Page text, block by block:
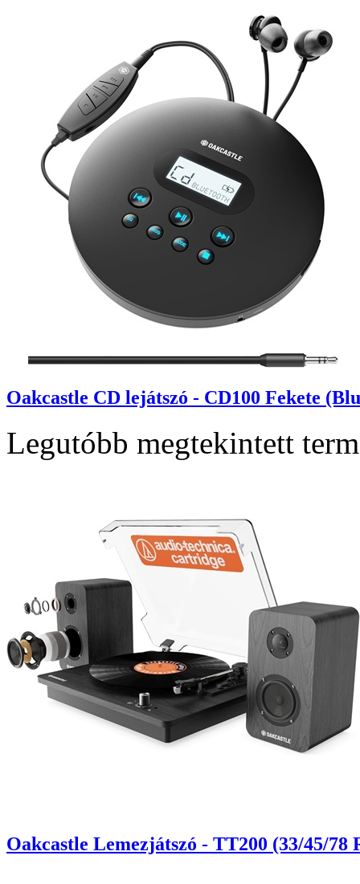
Oakcastle CD lejátszó - CD100 Fekete
Legutóbb megtekintett
Oakcastle Lemezjátszó - TT200 (33/45/